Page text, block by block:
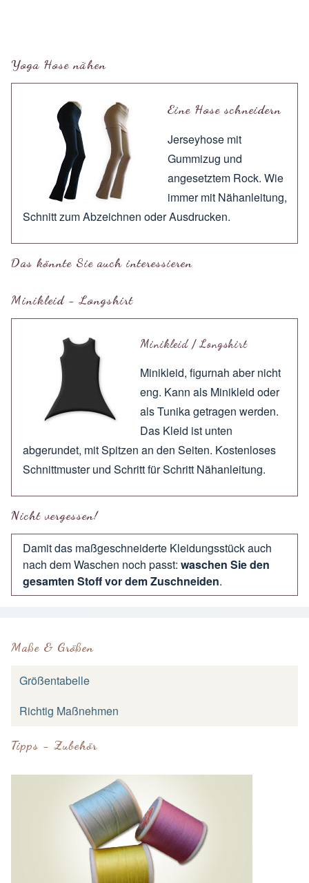
Yoga Hose nähen
Eine Hose schneidern
Jerseyhose mit
Gummizug und
angesetztem Rock. Wie
immer mit Nähanleitung,
Schnitt zumAbzeichnen oderAusdrucken.
Das könnte Sie auch interessieren
Minikleid - Longshirt
Minikleid / Longshirt
Minikleid, figurnah aber nicht
eng. Kann als Minikleid oder
als Tunika getragen werden.
Das Kleid ist unten
abgerundet, mit Spitzen an den Seiten. Kostenloses
Schnittmuster und Schritt für Schritt Nähanleitung.
Nicht vergessen!
Damit das maßgeschneiderte Kleidungsstück auch
nach dem Waschen noch passt: waschen Sie den
gesamten Stoff vor dem Zuschneiden.
Maße & Größen
Größentabelle
Richtig Maßnehmen
Tipps - Zubehör